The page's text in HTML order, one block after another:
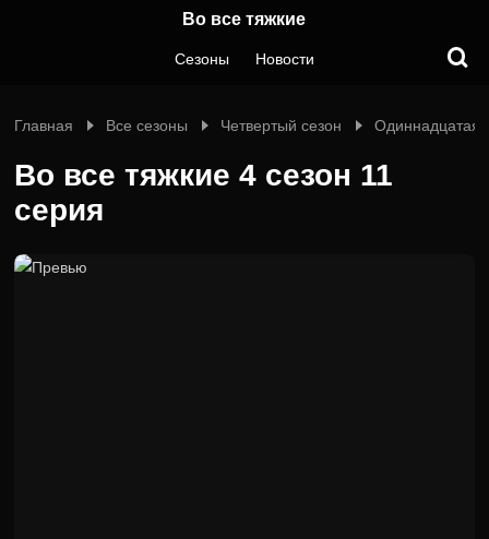
Во все тяжкие
Сезоны Новости
Главная Все сезоны Четвертый сезон Одиннадцатая
Во все тяжкие 4 сезон 11
серия